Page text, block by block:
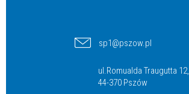
sp1@pszow.pl
ul.Romualda Traugutta 12,
44-370 Pszów